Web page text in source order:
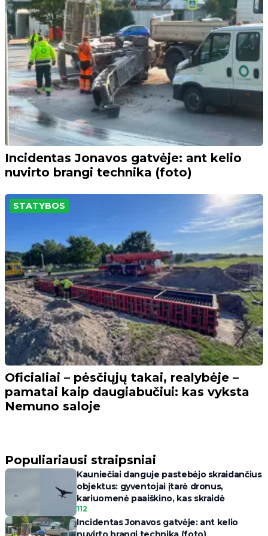
Incidentas Jonavos gatvėje: ant kelio
nuvirto brangi technika (foto)
STATYBOS
Oficialiai – pėsčiųjų takai, realybėje –
pamatai kaip daugiabučiui: kas vyksta
Nemuno saloje
Populiariausi straipsniai
Kauniečiai danguje pastebėjo skraidančius
objektus: gyventojai įtarė dronus,
kariuomenė paaiškino, kas skraidė
112
Incidentas Jonavos gatvėje: ant kelio